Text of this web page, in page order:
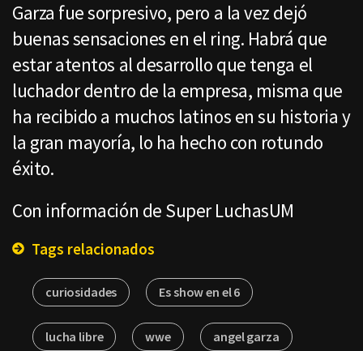
Garza fue sorpresivo, pero a la vez dejó
buenas sensaciones en el ring. Habrá que
estar atentos al desarrollo que tenga el
luchador dentro de la empresa, misma que
ha recibido a muchos latinos en su historia y
la gran mayoría, lo ha hecho con rotundo
éxito.
Con información de Super LuchasUM
Tags relacionados
curiosidades Es show en el 6
lucha libre wwe angel garza